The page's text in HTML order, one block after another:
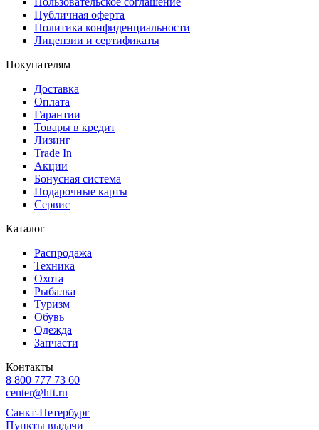
Публичная оферта
Политика конфиденциальности
Лицензии и сертификаты
Покупателям
Доставка
Оплата
Гарантии
Товары в кредит
Лизинг
Trade In
Акции
Бонусная система
Подарочные карты
Сервис
Каталог
Распродажа
Техника
Охота
Рыбалка
Туризм
Обувь
Одежда
Запчасти
Контакты
8 800 777 73 60
center@hft.ru
Санкт-Петербург
Пункты выдачи